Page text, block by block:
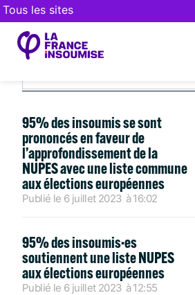
Tous les sites
JUILLET 6, 2023
95% des insoumis se sont
prononcés en faveur de
l’approfondissement de la
NUPES avec une liste commune
aux élections européennes
Publié le 6 juillet 2023 à 16:02
95% des insoumis·es
soutiennent une liste NUPES
aux élections européennes
Publié le 6 juillet 2023 à 12:55